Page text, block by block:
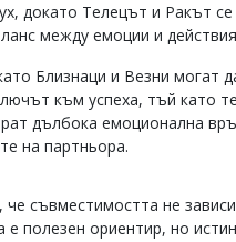
докато Телецът и Ракът
между емоции и
Близнаци и Везни могат
към успеха, тъй като
дълбока емоционална
на партньора.
съвместимостта не
е полезен ориентир, но